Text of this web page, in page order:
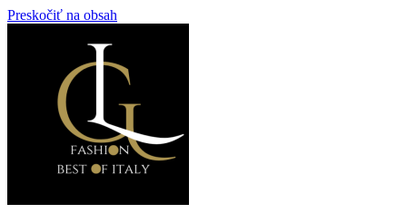
Preskočiť na obsah